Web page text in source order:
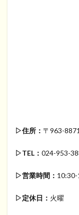
▷住所： 〒963-
▷TEL： 024-953-
▷営業時間：
▷定休日： 火曜